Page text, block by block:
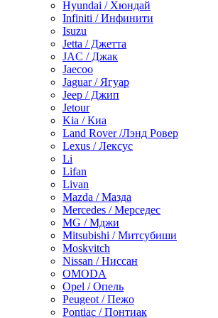
Hyundai / Хюндай
Infiniti / Инфинити
Isuzu
Jetta / Джетта
JAC / Джак
Jaecoo
Jaguar / Ягуар
Jeep / Джип
Jetour
Kia / Киа
Land Rover /Лэнд Ровер
Lexus / Лексус
Li
Lifan
Livan
Mazda / Мазда
Mercedes / Мерседес
MG / Мджи
Mitsubishi / Митсубиши
Moskvitch
Nissan / Ниссан
OMODA
Opel / Опель
Peugeot / Пежо
Pontiac / Понтиак